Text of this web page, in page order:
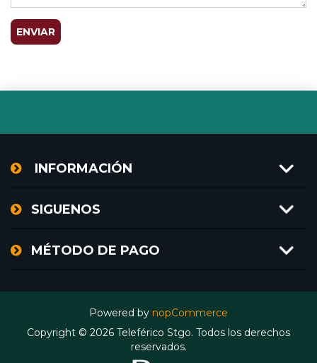
ENVIAR
INFORMACIÓN
SIGUENOS
MÉTODO DE PAGO
Powered by nopCommerce
Copyright © 2026 Teleférico Stgo. Todos los derechos
reservados.